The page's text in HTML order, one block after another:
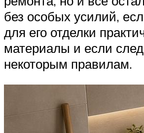
без особых усилий,
для его отделки
материалы и если
некоторым правилам.